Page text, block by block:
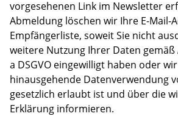
vorgesehenen Link im Newsletter
Abmeldung löschen wir Ihre E-Mail-
Empfängerliste, soweit Sie nicht
weitere Nutzung Ihrer Daten gemäß
a DSGVO eingewilligt haben oder
hinausgehende Datenverwendung
gesetzlich erlaubt ist und über die
Erklärung informieren.